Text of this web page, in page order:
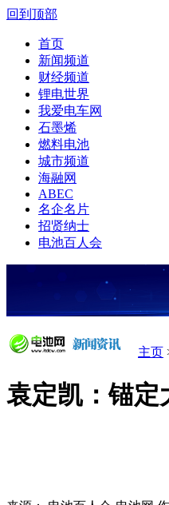
回到顶部
首页
新闻频道
财经频道
锂电世界
我爱电车网
石墨烯
燃料电池
城市频道
海融网
ABEC
名企名片
招贤纳士
电池百人会
主页
袁定凯：锚定